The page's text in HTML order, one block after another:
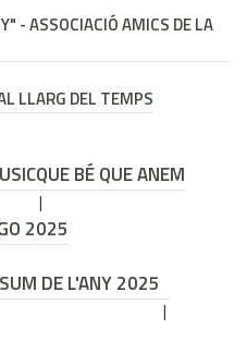
- ASSOCIACIÓ AMICS DE LA
LLARG DEL TEMPS
QUE BÉ QUE ANEM
2025
DE L'ANY 2025